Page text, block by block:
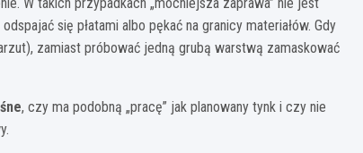
W takich przypadkach „mocniejsza zaprawa” nie jest
się płatami albo pękać na granicy materiałów. Gdy
zamiast próbować jedną grubą warstwą zamaskować
, czy ma podobną „pracę” jak planowany tynk i czy nie